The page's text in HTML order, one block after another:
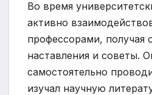
Во время
активно
профессорами, получая
наставления и советы.
самостоятельно
изучал научную